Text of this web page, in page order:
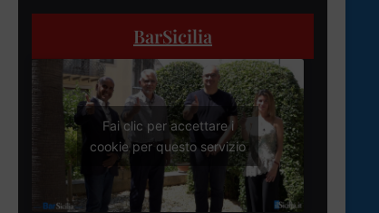
BarSicilia
Fai clic per accettare i
cookie per questo servizio